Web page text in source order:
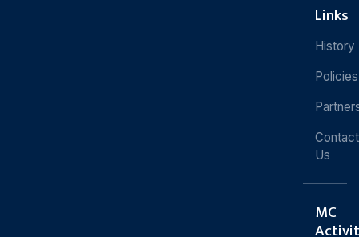
Links
History
Policies
Contact
Us
MC